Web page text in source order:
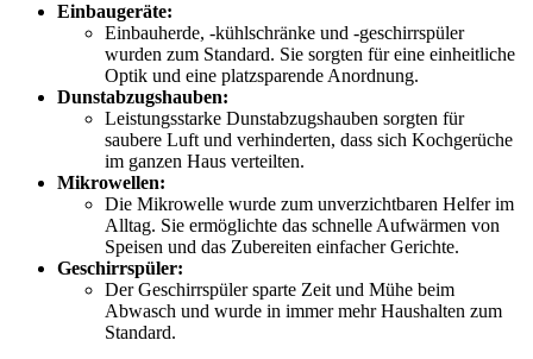
Einbaugeräte:
Einbauherde, -kühlschränke und -geschirrspüler
wurden zum Standard. Sie sorgten für eine einheitliche
Optik und eine platzsparende Anordnung.
Dunstabzugshauben:
Leistungsstarke Dunstabzugshauben sorgten für
saubere Luft und verhinderten, dass sich Kochgerüche
im ganzen Haus verteilten.
Mikrowellen:
Die Mikrowelle wurde zum unverzichtbaren Helfer im
Alltag. Sie ermöglichte das schnelle Aufwärmen von
Speisen und das Zubereiten einfacher Gerichte.
Geschirrspüler:
Der Geschirrspüler sparte Zeit und Mühe beim
Abwasch und wurde in immer mehr Haushalten zum
Standard.